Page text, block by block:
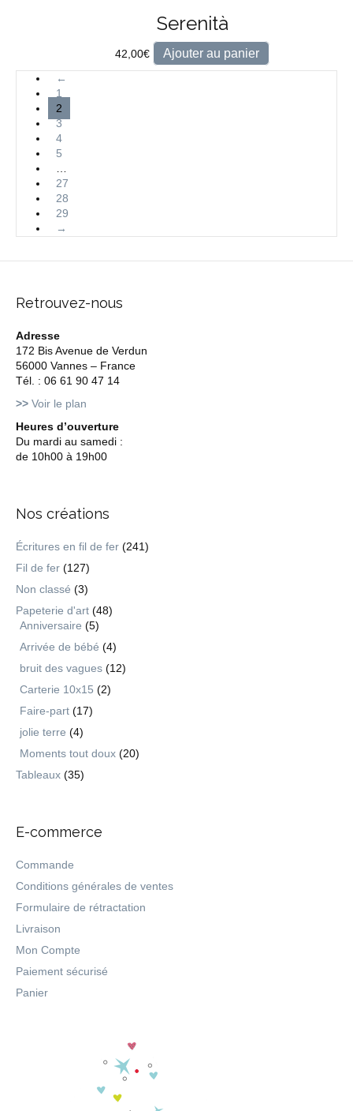
Serenità
42,00€ Ajouter au panier
←
1
2
3
4
5
27
28
29
→
Retrouvez-nous
Adresse
172 Bis Avenue de Verdun
56000 Vannes – France
Tél. : 06 61 90 47 14
>> Voir le plan
Heures d’ouverture
Du mardi au samedi :
de 10h00 à 19h00
Nos créations
Écritures en fil de fer (241)
Fil de fer (127)
Non classé (3)
Papeterie d'art (48)
Anniversaire (5)
Arrivée de bébé (4)
bruit des vagues (12)
Carterie 10x15 (2)
Faire-part (17)
jolie terre (4)
Moments tout doux (20)
Tableaux (35)
E-commerce
Commande
Conditions générales de ventes
Formulaire de rétractation
Livraison
Mon Compte
Paiement sécurisé
Panier